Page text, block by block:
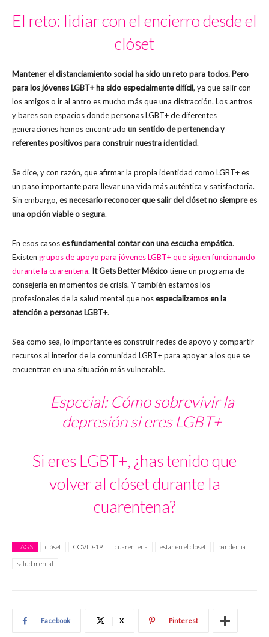
El reto: lidiar con el encierro desde el
clóset
Mantener el distanciamiento social ha sido un reto para todos. Pero
para los jóvenes LGBT+ ha sido especialmente difícil, ya que salir con
los amigos o ir al antro es mucho más que una distracción. Los antros
y bares son espacios donde personas LGBT+ de diferentes
generaciones hemos encontrado un sentido de pertenencia y
referentes positivos para construir nuestra identidad.
Se dice, y con razón, que afirmar la propia identidad como LGBT+ es
un paso importante para llevar una vida más auténtica y satisfactoria.
Sin embargo, es necesario reconocer que salir del clóset no siempre es
una opción viable o segura.
En esos casoses fundamental contar con una escucha empática.
Existen grupos de apoyo para jóvenes LGBT+ que siguen funcionando
durante la cuarentena. It Gets Better Méxicotiene un programa de
consejería en momentos de crisis. Y también estamos los
profesionales de la salud mental que nosespecializamos en la
atención a personas LGBT+.
Sea como sea, lo importante es construir redes de apoyo y compartir
recursos al interior de la comunidad LGBT+ para apoyar a los que se
encuentran en una situación más vulnerable.
Especial: Cómo sobrevivir la
depresión si eres LGBT+
Si eres LGBT+, ¿has tenido que
volver al clóset durante la
cuarentena?
TAGS clóset COVID-19 cuarentena estar en el clóset pandemia
salud mental
Facebook X Pinterest